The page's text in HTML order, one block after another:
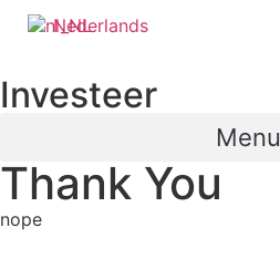
naar
inhoud
Nederlands
Investeer
Menu
Thank You
nope